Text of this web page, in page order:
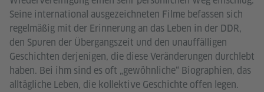
Seine international ausgezeichneten Filme befassen sich
regelmäßig mit der Erinnerung an das Leben in der DDR,
den Spuren der Übergangszeit und den unauffälligen
Geschichten derjenigen, die diese Veränderungen durchlebt
haben. Bei ihm sind es oft „gewöhnliche“ Biographien, das
alltägliche Leben, die kollektive Geschichte offen legen.